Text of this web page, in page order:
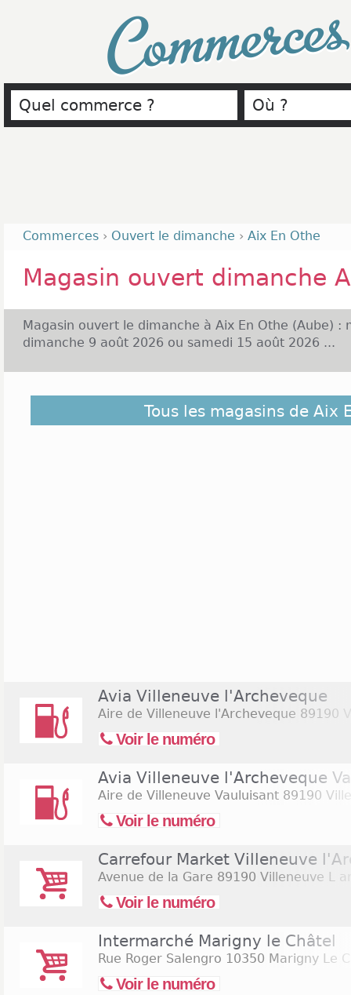
Commerces › Ouvert le dimanche › Aix En Othe
Magasin ouvert dimanche
Magasin ouvert le dimanche à Aix En Othe (Aube) :
dimanche 9 août 2026 ou samedi 15 août 2026 ...
Découvrez dans la liste ci-dessous les magasins
Othe et ceux situés à proximité. Ils sont classés
Tous les magasins de Aix
Avia Villeneuve l'Archeveque
Aire de Villeneuve l'Archeveque 89190
Voir le numéro
Avia Villeneuve l'Archeveque
Aire de Villeneuve Vauluisant 89190
Voir le numéro
Carrefour Market Villeneuve
Avenue de la Gare 89190 Villeneuve L
Voir le numéro
Intermarché Marigny le Châtel
Rue Roger Salengro 10350 Marigny Le
Voir le numéro